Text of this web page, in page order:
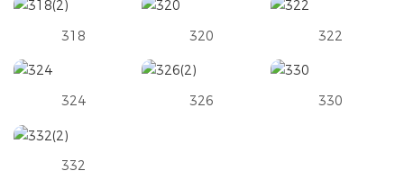
318 320 322
324 326 330
332